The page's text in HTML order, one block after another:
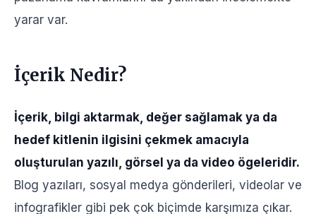
yarar var.
İçerik Nedir?
İçerik, bilgi aktarmak, değer sağlamak ya da
hedef kitlenin ilgisini çekmek amacıyla
oluşturulan yazılı, görsel ya da video ögeleridir.
Blog yazıları, sosyal medya gönderileri, videolar ve
infografikler gibi pek çok biçimde karşımıza çıkar.